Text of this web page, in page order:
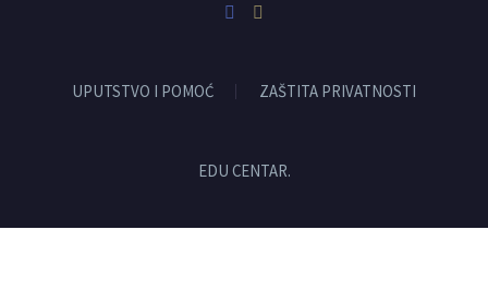
UPUTSTVO I POMOĆ ZAŠTITA PRIVATNOSTI
EDU CENTAR.